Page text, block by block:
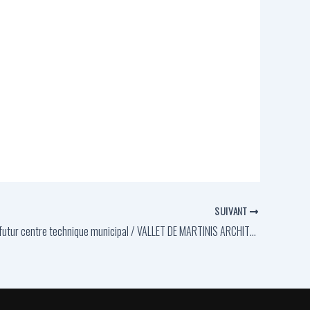
SUIVANT
Réalisation du futur centre technique municipal / VALLET DE MARTINIS ARCHITECTES